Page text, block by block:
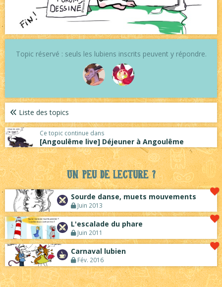
Topic réservé : seuls les lubiens inscrits peuvent y répondre.
Liste des topics
Ce topic continue dans
[Angoulême live] Déjeuner à Angoulême
Un peu de lecture ?
Sourde danse, muets mouvements
Juin 2013
L'escalade du phare
Juin 2011
Carnaval lubien
Fév. 2016